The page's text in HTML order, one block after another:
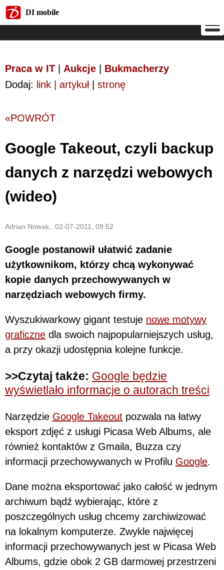
DI mobile
Praca w IT Aukcje
Bukmacherzy
Dodaj: link | artykuł| stronę
«POWRÓT
Google Takeout, czyli backup
danych z narzędzi webowych
(wideo)
Adrian Nowak, 02-07-2011, 09:52
Google postanowił ułatwić zadanie
użytkownikom, którzy chcą wykonywać
kopie danych przechowywanych w
narzędziach webowych firmy.
Wyszukiwarkowy gigant testuje nowe motywy
graficzne dla swoich najpopularniejszych usług,
a przy okazji udostępnia kolejne funkcje.
>>Czytaj także: Google będzie
wyświetlało informacje o autorach treści
Narzędzie Google Takeout pozwala na łatwy
eksport zdjęć z usługi Picasa Web Albums, ale
również kontaktów z Gmaila, Buzza czy
informacji przechowywanych w Profilu Google.
Dane można eksportować jako całość w jednym
archiwum bądź wybierając, które z
poszczególnych usług chcemy zarchiwizować
na lokalnym komputerze. Zwykle najwięcej
informacji przechowywanych jest w Picasa Web
Albums, gdzie obok 2 GB darmowej przestrzeni
DI mobile